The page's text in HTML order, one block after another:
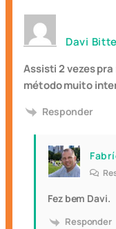
Davi
Assisti 2 vezes
método muito
Responder
Fez bem Davi.
Responder